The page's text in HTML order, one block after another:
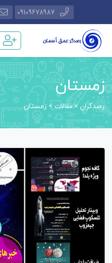
09109678987
زمستان
رصدگران>مقالات> زمستان